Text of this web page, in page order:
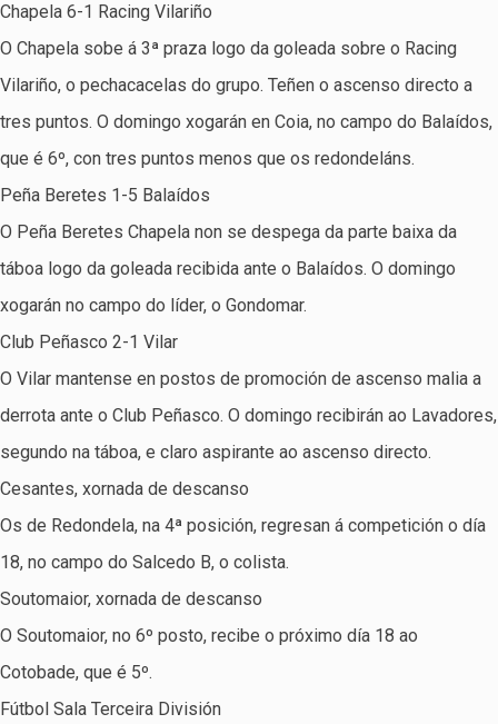
Chapela 6-1 Racing Vilariño
O Chapela sobe á 3ª praza logo da goleada sobre o Racing
Vilariño, o pechacacelas do grupo. Teñen o ascenso directo a
tres puntos. O domingo xogarán en Coia, no campo do Balaídos,
que é 6º, con tres puntos menos que os redondeláns.
Peña Beretes 1-5 Balaídos
O Peña Beretes Chapela non se despega da parte baixa da
táboa logo da goleada recibida ante o Balaídos. O domingo
xogarán no campo do líder, o Gondomar.
Club Peñasco 2-1 Vilar
O Vilar mantense en postos de promoción de ascenso malia a
derrota ante o Club Peñasco. O domingo recibirán ao Lavadores,
segundo na táboa, e claro aspirante ao ascenso directo.
Cesantes, xornada de descanso
Os de Redondela, na 4ª posición, regresan á competición o día
18, no campo do Salcedo B, o colista.
Soutomaior, xornada de descanso
O Soutomaior, no 6º posto, recibe o próximo día 18 ao
Cotobade, que é 5º.
Fútbol Sala Terceira División